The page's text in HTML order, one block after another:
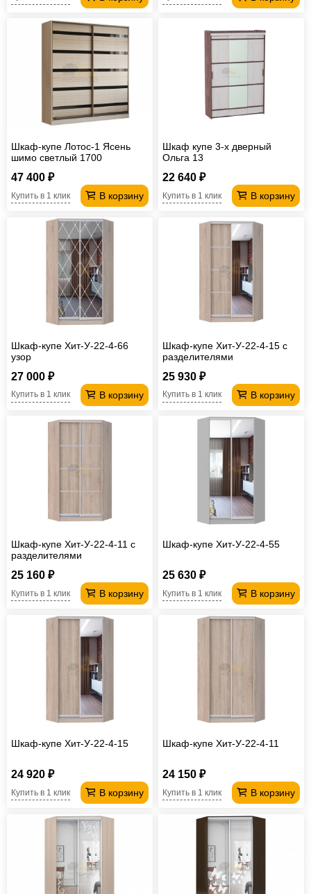
Шкаф-купе Лотос-1 Ясень
шимо светлый 1700
47 400 ₽
В корзину
Купить в 1 клик
Шкаф купе 3-х дверный
Ольга 13
22 640 ₽
В корзину
Купить в 1 клик
Шкаф-купе Хит-У-22-4-66
узор
27 000 ₽
В корзину
Купить в 1 клик
Шкаф-купе Хит-У-22-4-15 с
разделителями
25 930 ₽
В корзину
Купить в 1 клик
Шкаф-купе Хит-У-22-4-11 с
разделителями
25 160 ₽
В корзину
Купить в 1 клик
Шкаф-купе Хит-У-22-4-55
25 630 ₽
В корзину
Купить в 1 клик
Шкаф-купе Хит-У-22-4-15
24 920 ₽
В корзину
Купить в 1 клик
Шкаф-купе Хит-У-22-4-11
24 150 ₽
В корзину
Купить в 1 клик